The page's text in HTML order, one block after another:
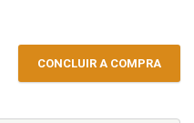
CONCLUIR A COMPRA